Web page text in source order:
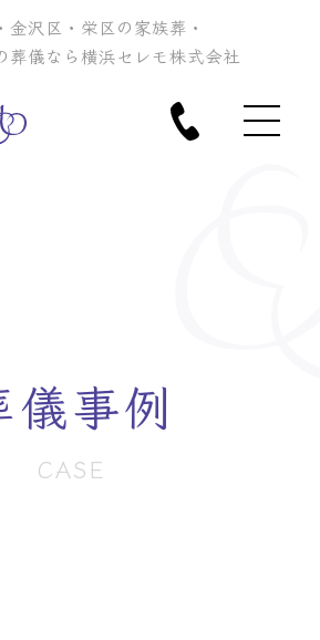
金沢区・栄区の家族葬・
葬儀なら横浜セレモ株式会社
儀事例
CASE